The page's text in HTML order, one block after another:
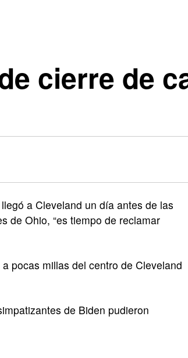
cierre de
a Cleveland un día antes de las
de Ohio, “es tiempo de reclamar
pocas millas del centro de Cleveland
de Biden pudieron